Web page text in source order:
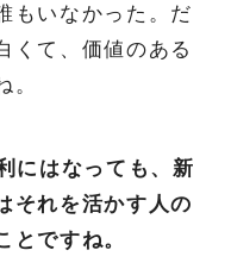
もいなかった。だ
くて、価値のある
。
はなっても、新
それを活かす人の
とですね。